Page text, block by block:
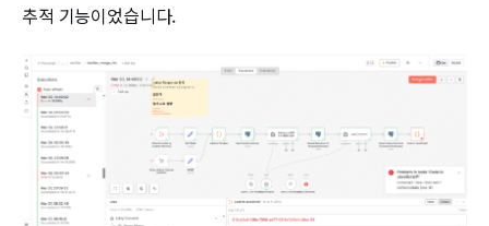
추적 기능이었습니다.